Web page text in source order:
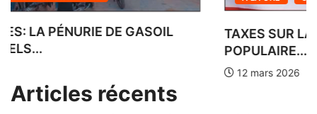
LE PRÉSIDENT GOÏTA PROFITE DES VŒUX DE...
12 février 2026
Articles récents